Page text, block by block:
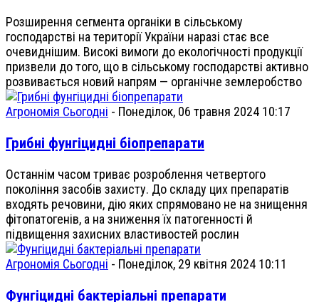
Розширення сегмента органіки в сільському
господарстві на території України наразі стає все
очевиднішим. Високі вимоги до екологічності продукції
призвели до того, що в сільському господарстві активно
розвивається новий напрям — органічне землеробство
Агрономія Сьогодні - Понеділок, 06 травня 2024 10:17
Грибні фунгіцидні біопрепарати
Останнім часом триває розроблення четвертого
покоління засобів захисту. До складу цих препаратів
входять речовини, дію яких спрямовано не на знищення
фітопатогенів, а на зниження їх патогенності й
підвищення захисних властивостей рослин
Агрономія Сьогодні - Понеділок, 29 квітня 2024 10:11
Фунгіцидні бактеріальні препарати